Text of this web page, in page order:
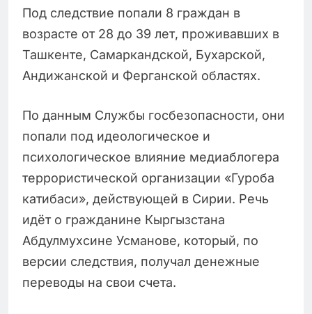
Под следствие попали 8 граждан в
возрасте от 28 до 39 лет, проживавших в
Ташкенте, Самаркандской, Бухарской,
Андижанской и Ферганской областях.
По данным Службы госбезопасности, они
попали под идеологическое и
психологическое влияние медиаблогера
террористической организации «Гуроба
катибаси», действующей в Сирии. Речь
идёт о гражданине Кыргызстана
Абдулмухсине Усманове, который, по
версии следствия, получал денежные
переводы на свои счета.